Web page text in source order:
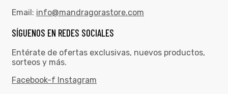
Email: info@mandragorastore.com
SÍGUENOS EN REDES SOCIALES
Entérate de ofertas exclusivas, nuevos productos,
sorteos y más.
Facebook-f Instagram